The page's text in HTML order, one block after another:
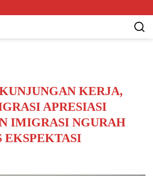
KERJA,
APRESIASI
IMIGRASI NGURAH
EKSPEKTASI